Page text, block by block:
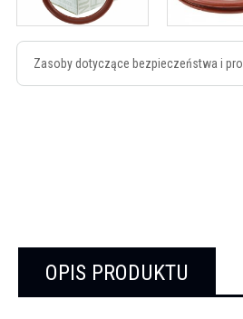
Zasoby dotyczące bezpieczeństwa i
OPIS PRODUKTU